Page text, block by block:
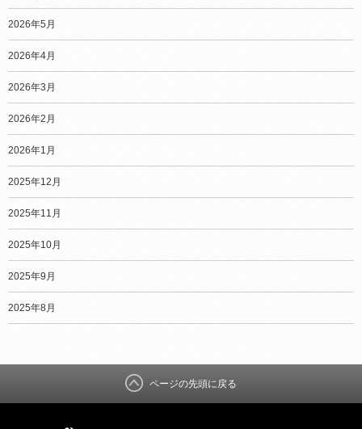
2026年5月
2026年4月
2026年3月
2026年2月
2026年1月
2025年12月
2025年11月
2025年10月
2025年9月
2025年8月
ページの先頭に戻る